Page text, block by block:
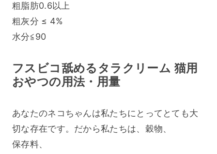
粗脂肪0.6以上
粗灰分 ≤ 4%
水分≦90
フスビコ舐めるタラクリーム 猫用
おやつの用法・用量
あなたのネコちゃんは私たちにとってとても大
切な存在です。だから私たちは、穀物、
保存料、